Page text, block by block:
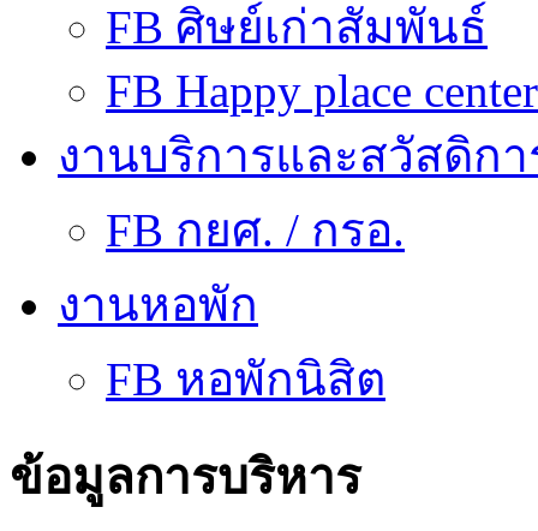
FB ศิษย์เก่าสัมพันธ์
FB Happy place center
งานบริการและสวัสดิกา
FB กยศ. / กรอ.
งานหอพัก
FB หอพักนิสิต
ข้อมูลการบริหาร